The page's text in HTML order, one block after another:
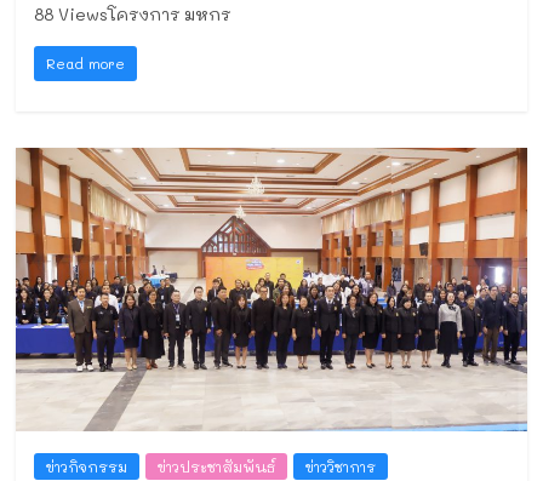
88 Viewsโครงการ มหกร
Read more
ข่าวกิจกรรม ข่าวประชาสัมพันธ์ ข่าววิชาการ